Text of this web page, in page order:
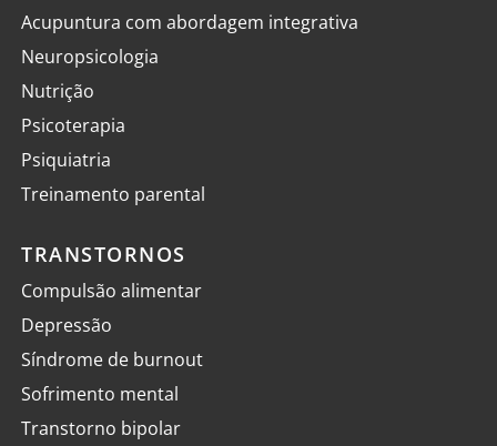
Acupuntura com abordagem integrativa
Neuropsicologia
Nutrição
Psicoterapia
Psiquiatria
Treinamento parental
TRANSTORNOS
Compulsão alimentar
Depressão
Síndrome de burnout
Sofrimento mental
Transtorno bipolar